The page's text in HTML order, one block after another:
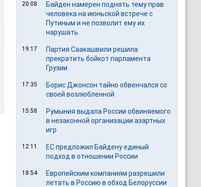
20:08
Байден намерен поднять тему прав
человека на июньской встрече с
Путиным и не позволит ему их
нарушать
19:17
Партия Саакашвили решила
прекратить бойкот парламента
Грузии
17:35
Борис Джонсон тайно обвенчался со
своей возлюбленной
15:58
Румыния выдала России обвиняемого
в незаконной организации азартных
игр
12:11
ЕС предложил Байдену единый
подход в отношении России
18:54
Европейским компаниям разрешили
летать в Россию в обход Белоруссии